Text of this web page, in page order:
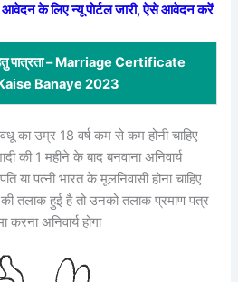
आवेदन के लिए न्यू पोर्टल जारी, ऐसे आवेदन करें
पात्रता – Marriage Certificate
Banaye 2023
का उम्र 18 वर्ष कम से कम होनी चाहिए
की 1 महीने के बाद बनवाना अनिवार्य
या पत्नी भारत के मूलनिवासी होना चाहिए
तलाक हुई है तो उनको तलाक प्रमाण पत्र
करना अनिवार्य होगा